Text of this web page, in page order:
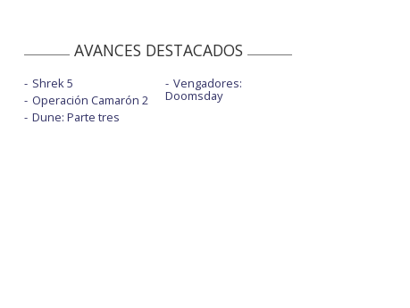
AVANCES DESTACADOS
Shrek 5
Operación Camarón 2
Dune: Parte tres
Vengadores:
Doomsday